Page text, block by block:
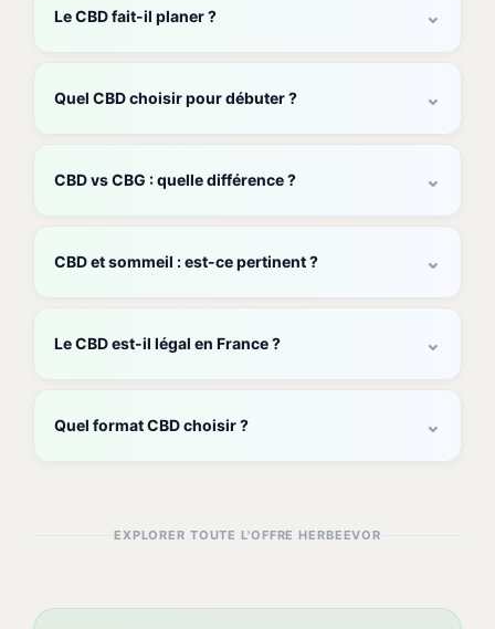
Le CBD fait-il planer ? ⌄
Quel CBD choisir pour débuter ? ⌄
CBD vs CBG : quelle différence ? ⌄
CBD et sommeil : est-ce pertinent ? ⌄
Le CBD est-il légal en France ? ⌄
Quel format CBD choisir ? ⌄
EXPLORER TOUTE L'OFFRE HERBEEVOR